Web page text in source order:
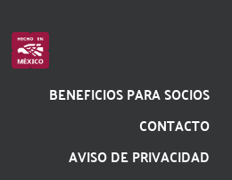
BENEFICIOS PARA SOCIOS
CONTACTO
AVISO DE PRIVACIDAD